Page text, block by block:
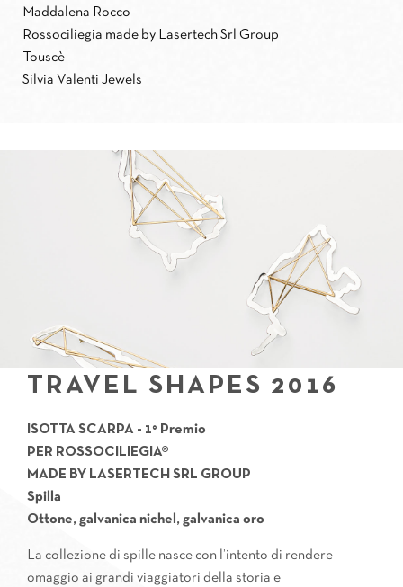
Maddalena Rocco
Rossociliegia made by Lasertech Srl Group
Touscè
Silvia Valenti Jewels
TRAVEL SHAPES 2016
ISOTTA SCARPA - 1° Premio
PER ROSSOCILIEGIA®
MADE BY LASERTECH SRL GROUP
Spilla
Ottone, galvanica nichel, galvanica oro
La collezione di spille nasce con l’intento di rendere
omaggio ai grandi viaggiatori della storia e